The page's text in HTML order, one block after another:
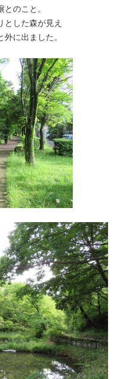
のこと。
とした森が見え
に出ました。